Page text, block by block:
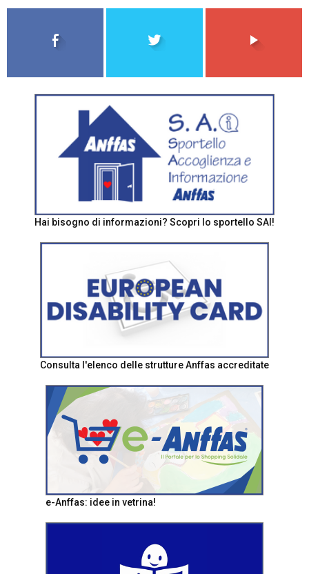
Hai bisogno di informazioni? Scopri lo sportello SAI!
Consulta l'elenco delle strutture Anffas accreditate
e-Anffas: idee in vetrina!